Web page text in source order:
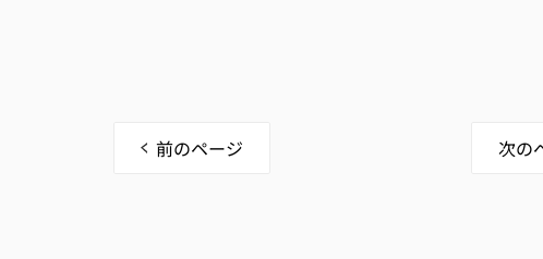
前のページ 次の